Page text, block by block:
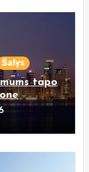
Šalys
tapo